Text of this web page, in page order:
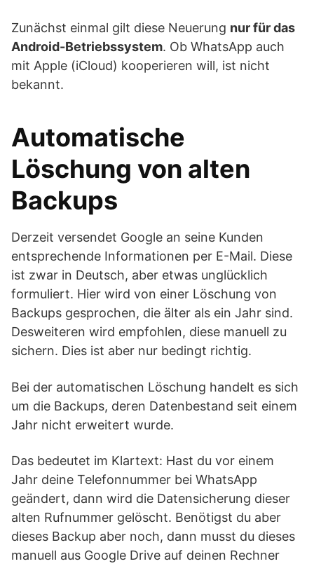
Zunächst einmal gilt diese Neuerung nur für das
Android-Betriebssystem. Ob WhatsApp auch
mit Apple (iCloud) kooperieren will, ist nicht
bekannt.
Automatische
Löschung von alten
Backups
Derzeit versendet Google an seine Kunden
entsprechende Informationen per E-Mail. Diese
ist zwar in Deutsch, aber etwas unglücklich
formuliert. Hier wird von einer Löschung von
Backups gesprochen, die älter als ein Jahr sind.
Desweiteren wird empfohlen, diese manuell zu
sichern. Dies ist aber nur bedingt richtig.
Bei der automatischen Löschung handelt es sich
um die Backups, deren Datenbestand seit einem
Jahr nicht erweitert wurde.
Das bedeutet im Klartext: Hast du vor einem
Jahr deine Telefonnummer bei WhatsApp
geändert, dann wird die Datensicherung dieser
alten Rufnummer gelöscht. Benötigst du aber
dieses Backup aber noch, dann musst du dieses
manuell aus Google Drive auf deinen Rechner